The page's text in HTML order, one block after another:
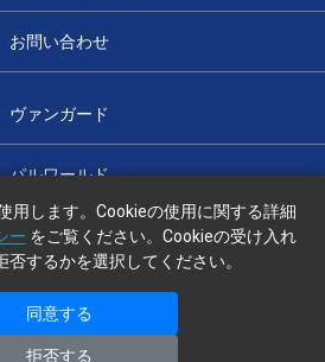
お問い合わせ
ヴァンガード
パルワールド
光のハコ舟 all rights reserved.
用します。Cookieの使用に関する詳細
ー をご覧ください。Cookieの受け入れ
否するかを選択してください。
同意する
拒否する